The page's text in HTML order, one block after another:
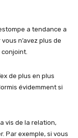
a tendance a
n’avez plus de
de plus en plus
évidemment si
vis de la relation,
Par exemple, si vous